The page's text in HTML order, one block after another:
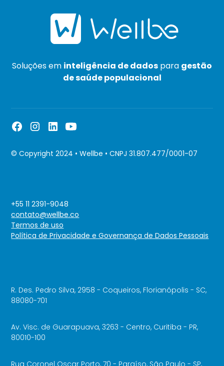
Soluções em inteligência de dados para gestão
de saúde populacional
© Copyright 2024 • Wellbe • CNPJ 31.807.477/0001-07
Termos de uso
Política de Privacidade e Governança de Dados Pessoais
+55 11 2391-9048
contato@wellbe.co
R. Des. Pedro Silva, 2958 - Coqueiros, Florianópolis - SC,
88080-701
Av. Visc. de Guarapuava, 3263 - Centro, Curitiba - PR,
80010-100